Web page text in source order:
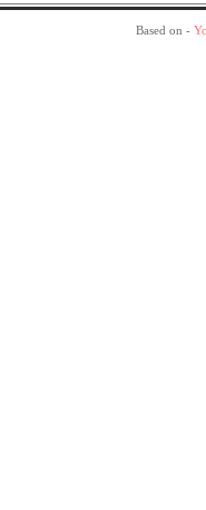
Based on -